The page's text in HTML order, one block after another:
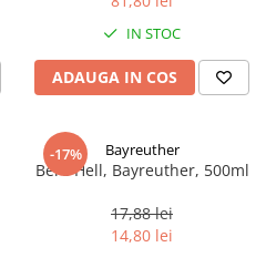
IN STOC
ADAUGA IN COS
-17% Bayreuther
Bere Hell, Bayreuther, 500ml
17,88 lei
14,80 lei